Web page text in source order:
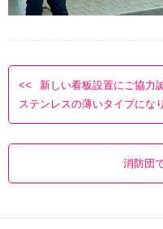
新しい看板設置にご協力
ステンレスの薄いタイプにな
消防団